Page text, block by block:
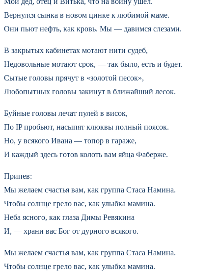
Вернулся сынка в новом цинке к любимой маме.
Они пьют нефть, как кровь. Мы — давимся слезами.
В закрытых кабинетах мотают нити судеб,
Недовольные мотают срок, — так было, есть и будет.
Сытые головы прячут в «золотой песок»,
Любопытных головы закинут в ближайший лесок.
Буйные головы лечат пулей в висок,
По IP пробьют, насыпят клюквы полный поясок.
Но, у всякого Ивана — топор в гараже,
И каждый здесь готов колоть вам яйца Фаберже.
Припев:
Мы желаем счастья вам, как группа Стаса Намина.
Чтобы солнце грело вас, как улыбка мамина.
Неба ясного, как глаза Димы Ревякина
И, — храни вас Бог от дурного всякого.
Мы желаем счастья вам, как группа Стаса Намина.
Чтобы солнце грело вас, как улыбка мамина.